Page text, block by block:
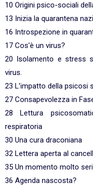
10 Origini psico-sociali
13 Inizia la quarantena
16 Introspezione in
17 Cos'è un virus?
20 Isolamento e stress
virus.
23 L’impatto della psicosi
27 Consapevolezza in
28 Lettura
respiratoria
30 Una cura draconiana
32 Lettera aperta al
35 Un momento molto
36 Agenda nascosta?